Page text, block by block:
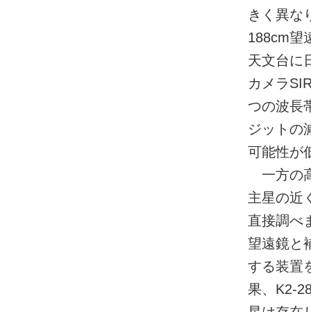
きく異な
188cm望
天文台に
カメラ
つの波長
ジットの
可能性が
一方の
主星の近
直接調べ
望遠鏡と
する装置
果、K2-